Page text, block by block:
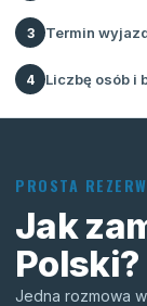
3 Termin
4 Liczbę osób i
PROSTA
Jak
Polski?
Jedna rozmowa